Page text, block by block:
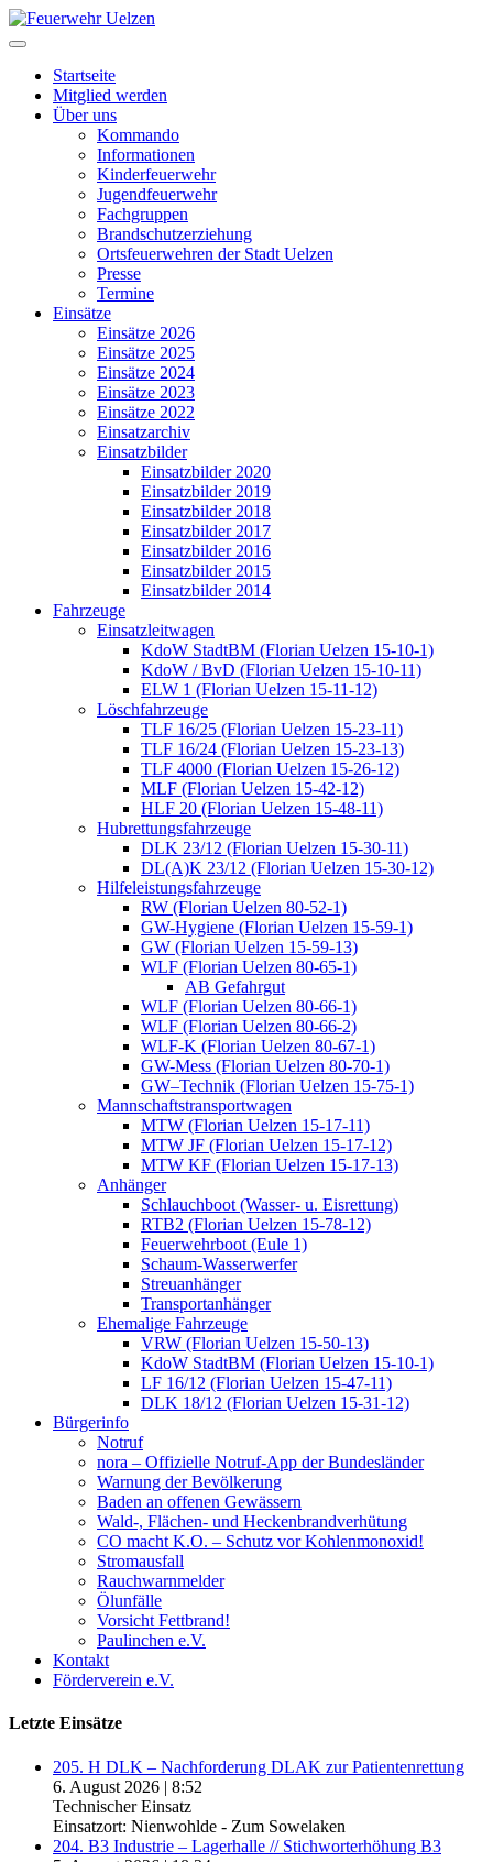
Startseite
Mitglied werden
Über uns
Kommando
Informationen
Kinderfeuerwehr
Jugendfeuerwehr
Fachgruppen
Brandschutzerziehung
Ortsfeuerwehren der Stadt Uelzen
Presse
Termine
Einsätze
Einsätze 2026
Einsätze 2025
Einsätze 2024
Einsätze 2023
Einsätze 2022
Einsatzarchiv
Einsatzbilder
Einsatzbilder 2020
Einsatzbilder 2019
Einsatzbilder 2018
Einsatzbilder 2017
Einsatzbilder 2016
Einsatzbilder 2015
Einsatzbilder 2014
Fahrzeuge
Einsatzleitwagen
KdoW StadtBM (Florian Uelzen 15-10-1)
KdoW / BvD (Florian Uelzen 15-10-11)
ELW 1 (Florian Uelzen 15-11-12)
Löschfahrzeuge
TLF 16/25 (Florian Uelzen 15-23-11)
TLF 16/24 (Florian Uelzen 15-23-13)
TLF 4000 (Florian Uelzen 15-26-12)
MLF (Florian Uelzen 15-42-12)
HLF 20 (Florian Uelzen 15-48-11)
Hubrettungsfahrzeuge
DLK 23/12 (Florian Uelzen 15-30-11)
DL(A)K 23/12 (Florian Uelzen 15-30-12)
Hilfeleistungsfahrzeuge
RW (Florian Uelzen 80-52-1)
GW-Hygiene (Florian Uelzen 15-59-1)
GW (Florian Uelzen 15-59-13)
WLF (Florian Uelzen 80-65-1)
AB Gefahrgut
WLF (Florian Uelzen 80-66-1)
WLF (Florian Uelzen 80-66-2)
WLF-K (Florian Uelzen 80-67-1)
GW-Mess (Florian Uelzen 80-70-1)
GW–Technik (Florian Uelzen 15-75-1)
Mannschaftstransportwagen
MTW (Florian Uelzen 15-17-11)
MTW JF (Florian Uelzen 15-17-12)
MTW KF (Florian Uelzen 15-17-13)
Anhänger
Schlauchboot (Wasser- u. Eisrettung)
RTB2 (Florian Uelzen 15-78-12)
Feuerwehrboot (Eule 1)
Schaum-Wasserwerfer
Streuanhänger
Transportanhänger
Ehemalige Fahrzeuge
VRW (Florian Uelzen 15-50-13)
KdoW StadtBM (Florian Uelzen 15-10-1)
LF 16/12 (Florian Uelzen 15-47-11)
DLK 18/12 (Florian Uelzen 15-31-12)
Bürgerinfo
Notruf
nora – Offizielle Notruf-App der Bundesländer
Warnung der Bevölkerung
Baden an offenen Gewässern
Wald-, Flächen- und Heckenbrandverhütung
CO macht K.O. – Schutz vor Kohlenmonoxid!
Stromausfall
Rauchwarnmelder
Ölunfälle
Vorsicht Fettbrand!
Paulinchen e.V.
Kontakt
Förderverein e.V.
Letzte Einsätze
205. H DLK – Nachforderung DLAK zur Patientenrettung
6. August 2026 | 8:52
Technischer Einsatz
Einsatzort: Nienwohlde - Zum Sowelaken
204. B3 Industrie – Lagerhalle // Stichworterhöhung B3